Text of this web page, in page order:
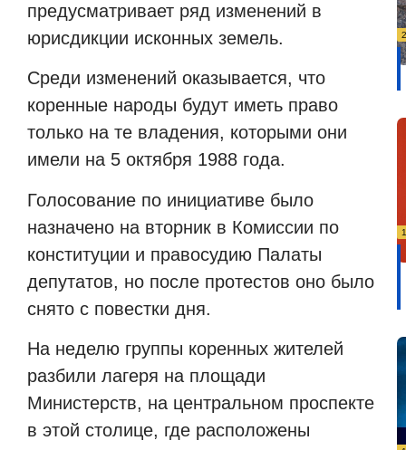
предусматривает ряд изменений в
юрисдикции исконных земель.
Среди изменений оказывается, что
коренные народы будут иметь право
только на те владения, которыми они
имели на 5 октября 1988 года.
Голосование по инициативе было
назначено на вторник в Комиссии по
конституции и правосудию Палаты
депутатов, но после протестов оно было
снято с повестки дня.
На неделю группы коренных жителей
разбили лагеря на площади
Министерств, на центральном проспекте
в этой столице, где расположены